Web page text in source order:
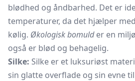
blødhed og åndbarhed. Det er
temperaturer, da det hjælper
kølig. Økologisk bomulder en
også er blød og behagelig.
Silke: Silke er et luksuriøst
sin glatte overflade og sin evne